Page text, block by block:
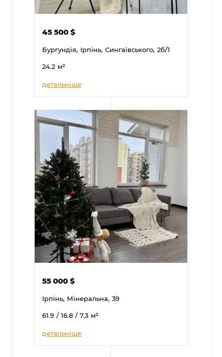
45 500$
Бургундія, Ірпінь, Сингаївського, 2б/1
24.2 м²
детальніше
55 000$
Ірпінь, Мінеральна, 39
61.9 / 16.8 / 7.3 м²
детальніше